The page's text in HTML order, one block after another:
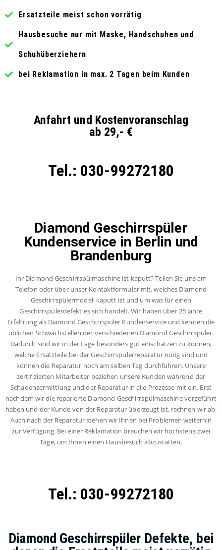
Ersatzteile meist schon vorrätig
Hausbesuche nur mit Maske, Handschuhen und
Schuhüberziehern
bei Reklamation in max. 2 Tagen beim Kunden
Anfahrt und Kostenvoranschlag
ab 29,- €
Tel.: 030-99272180
Diamond Geschirrspüler
Kundenservice in Berlin und
Brandenburg
Ihr Diamond Geschirrspülmaschine ist kaputt? Teilen Sie uns am
Telefon oder über unser Kontaktformular mit, welches Diamond
Geschirrspülermodell kaputt ist und um was für einen
Geschirrspülerdefekt es sich handelt. Wir haben über 25 Jahre
Erfahrung als Diamond Geschirrspüler Kundenservice und kennen die
üblichen Schwachstellen der verschiedenen Diamond Geschirrspüler.
Dadurch sind wir in der Lage besonders gut einschätzen zu können,
welche Ersatzteile bei der Geschirrspülerreparatur nötig sind und
können die Reparatur noch am selben Tag durchführen. Unsere
zertifizierten Mitarbeiter beziehen unsere Kunden während der
Schadensermittlung und der Reparatur in alle Prozesse mit ein. Erst
nachdem wir die reparierte Diamond Geschirrspülmaschine vorgeführt
haben und der Kunde von der Reparatur überzeugt ist, rechnen wir ab.
Auch nach der Reparatur stehen wir Ihnen bei Problemen weiterhin
zur Verfügung. Bei einer Reklamation brauchen wir höchstens zwei
Tage, um Ihnen einen Hausbesuch abzustatten.
Tel.: 030-99272180
Diamond Geschirrspüler Defekte, bei